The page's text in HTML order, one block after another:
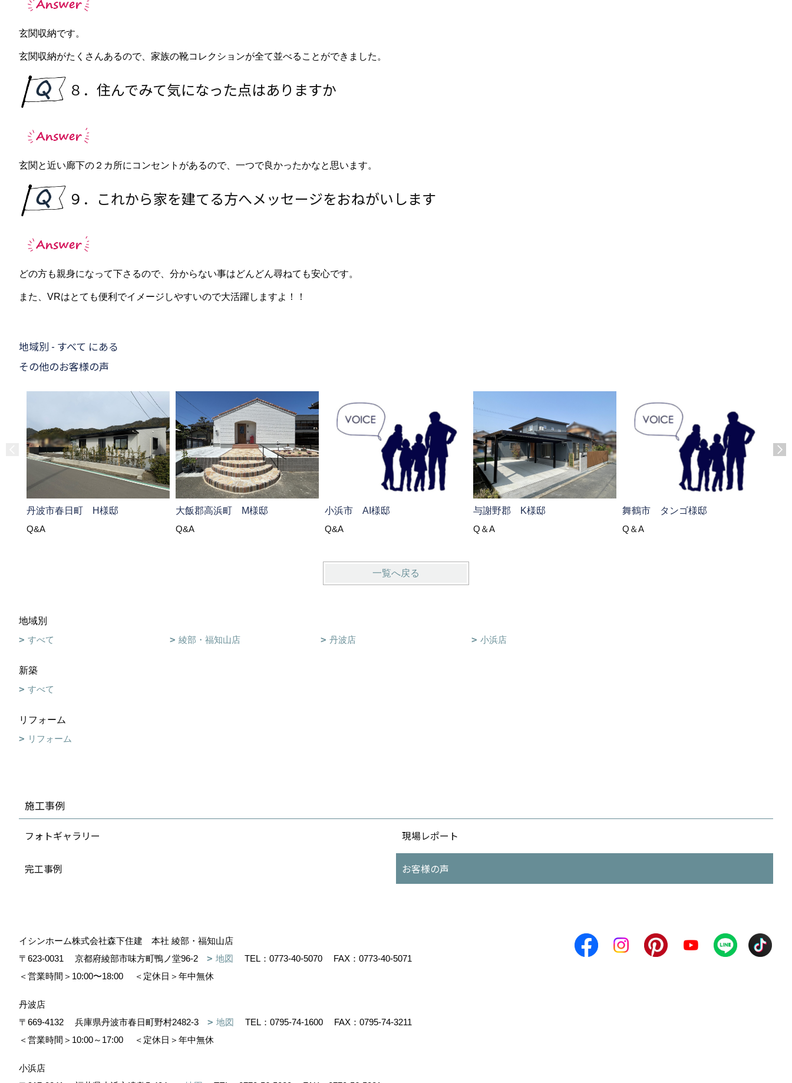
玄関収納です。
玄関収納がたくさんあるので、家族の靴コレクションが全て並べることができました。
８．住んでみて気になった点はありますか
玄関と近い廊下の２カ所にコンセントがあるので、一つで良かったかなと思います。
９．これから家を建てる方へメッセージをおねがいします
どの方も親身になって下さるので、分からない事はどんどん尋ねても安心です。
また、VRはとても便利でイメージしやすいので大活躍しますよ！！
地域別 - すべて にある
その他のお客様の声
丹波市春日町 H様邸
Q&A
大飯郡高浜町 M様邸
Q&A
小浜市 AI様邸
Q&A
与謝野郡 K様邸
Q＆A
舞鶴市 タンゴ様邸
Q＆A
一覧へ戻る
地域別
すべて
綾部・福知山店 丹波店 小浜店
新築
すべて
リフォーム
リフォーム
施工事例
フォトギャラリー 現場レポート
完工事例 お客様の声
イシンホーム株式会社森下住建 本社 綾部・福知山店
〒623-0031
京都府綾部市味方町鴨ノ堂96-2 地図 TEL： 0773-40-5070
FAX：0773-40-5071
＜営業時間＞10:00〜18:00
＜定休日＞年中無休
丹波店
〒669-4132
兵庫県丹波市春日町野村2482-3 地図 TEL： 0795-74-1600
FAX：0795-74-3211
＜営業時間＞10:00～17:00
＜定休日＞年中無休
小浜店